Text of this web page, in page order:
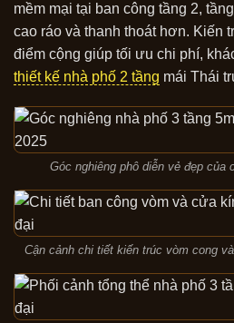
mềm mại tại ban công tầng 2,
cao ráo và thanh thoát hơn. Kiến
điểm cộng giúp tối ưu chi phí,
thiết kế nhà phố 2 tầng mái Thái
Góc nghiêng phô diễn vẻ đẹp của
Cận cảnh chi tiết kiến trúc vòm cong